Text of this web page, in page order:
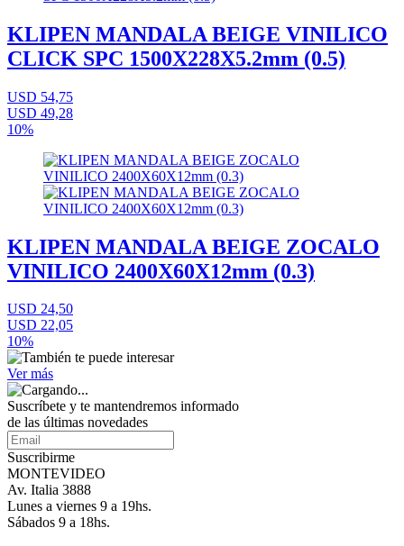
KLIPEN MANDALA BEIGE VINILICO
CLICK SPC 1500X228X5.2mm (0.5)
USD 54,75
USD 49,28
10%
KLIPEN MANDALA BEIGE ZOCALO
VINILICO 2400X60X12mm (0.3)
USD 24,50
USD 22,05
10%
Ver más
Suscríbete y te mantendremos informado
de las últimas novedades
Suscribirme
MONTEVIDEO
Av. Italia 3888
Lunes a viernes 9 a 19hs.
Sábados 9 a 18hs.